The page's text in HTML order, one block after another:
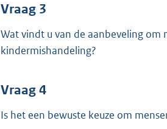
Vraag 3
Wat vindt u van de aanbeveling om
kindermishandeling?
Vraag 4
Is het een bewuste keuze om